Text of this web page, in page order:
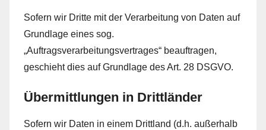
Sofern wir Dritte mit der Verarbeitung von Daten auf
Grundlage eines sog.
„Auftragsverarbeitungsvertrages“ beauftragen,
geschieht dies auf Grundlage des Art. 28 DSGVO.
Übermittlungen in Drittländer
Sofern wir Daten in einem Drittland (d.h. außerhalb